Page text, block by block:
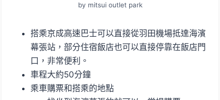
by mitsui outlet park
搭乘京成高速巴士可以直接從羽田機場抵達海濱
幕張站，部分住宿飯店也可以直接停靠在飯店門
口，非常便利。
車程大約50分鐘
乘車購票和搭乘的地點